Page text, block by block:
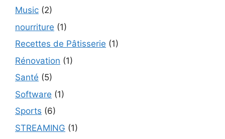
Music (2)
nourriture (1)
Recettes de Pâtisserie (1)
Rénovation (1)
Santé (5)
Software (1)
Sports (6)
STREAMING (1)